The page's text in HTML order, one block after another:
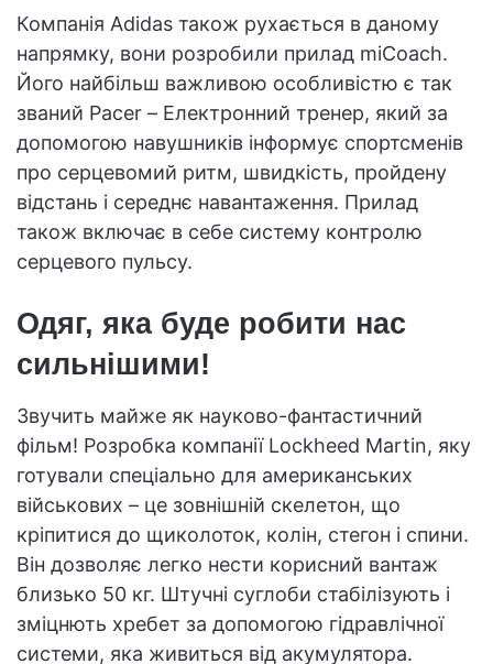
Компанія Adidas також рухається в даному
напрямку, вони розробили прилад miCoach.
Його найбільш важливою особливістю є так
званий Pacer – Електронний тренер, який за
допомогою навушників інформує спортсменів
про серцевомий ритм, швидкість, пройдену
відстань і середнє навантаження. Прилад
також включає в себе систему контролю
серцевого пульсу.
Одяг, яка буде робити нас
сильнішими!
Звучить майже як науково-фантастичний
фільм! Розробка компанії Lockheed Martin, яку
готували спеціально для американських
військових – це зовнішній скелетон, що
кріпитися до щиколоток, колін, стегон і спини.
Він дозволяє легко нести корисний вантаж
близько 50 кг. Штучні суглоби стабілізують і
зміцнють хребет за допомогою гідравлічної
системи, яка живиться від акумулятора.